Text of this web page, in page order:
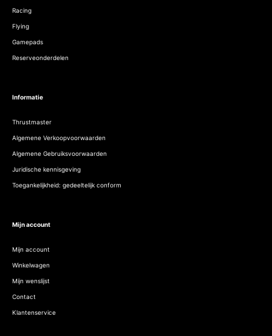
Racing
Flying
Gamepads
Reserveonderdelen
Informatie
Thrustmaster
Algemene Verkoopvoorwaarden
Algemene Gebruiksvoorwaarden
Juridische kennisgeving
Toegankelijkheid: gedeeltelijk conform
Mijn account
Mijn account
Winkelwagen
Mijn wenslijst
Contact
Klantenservice